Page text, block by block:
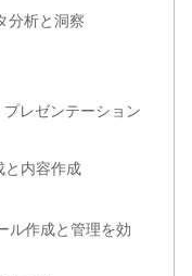
分析と洞察
レゼンテーション
と内容作成
ル作成と管理を効